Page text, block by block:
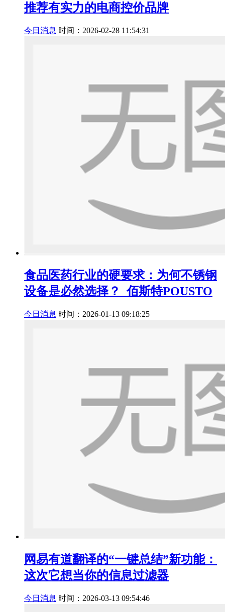
推荐有实力的电商控价品牌
今日消息 时间：2026-02-28 11:54:31
食品医药行业的硬要求：为何不锈钢
设备是必然选择？_佰斯特POUSTO
今日消息 时间：2026-01-13 09:18:25
网易有道翻译的“一键总结”新功能：
这次它想当你的信息过滤器
今日消息 时间：2026-03-13 09:54:46